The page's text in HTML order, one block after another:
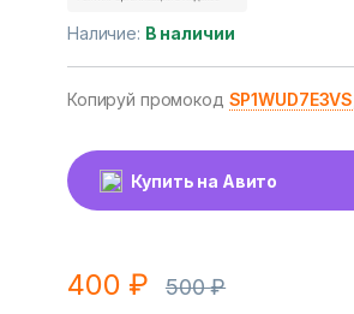
Наличие: В наличии
Копируй промокод SP1WUD7E3VS
Купить на Авито
400₽ 500₽